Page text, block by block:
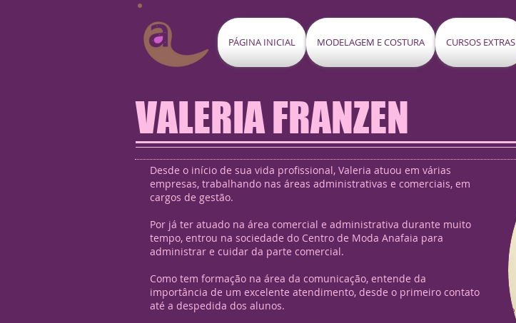
PÁGINA INICIAL MODELAGEM E COSTURA CURSOS EXTRAS
VALERIA FRANZEN
Desde o início de sua vida profissional, Valeria atuou em várias
empresas, trabalhando nas áreas administrativas e comerciais, em
cargos de gestão.
Por já ter atuado na área comercial e administrativa durante muito
tempo, entrou na sociedade do Centro de Moda Anafaia para
administrar e cuidar da parte comercial.
Como tem formação na área da comunicação, entende da
importância de um excelente atendimento, desde o primeiro contato
até a despedida dos alunos.